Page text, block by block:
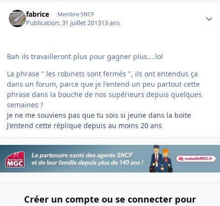
fabrice Membre SNCF
Publication:31 juillet 201313 ans
Bah ils travailleront plus pour gagner plus....lol
La phrase " les robinets sont fermés ", ils ont entendus ça
dans un forum, parce que je l'entend un peu partout cette
phrase dans la bouche de nos supérieurs depuis quelques
semaines ?
Je ne me souviens pas que tu sois si jeune dans la boite
J'entend cette réplique depuis au moins 20 ans
Créer un compte ou se connecter pour